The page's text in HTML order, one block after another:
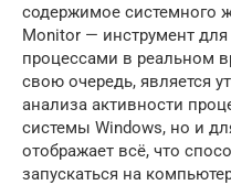
содержимое системного
Monitor — инструмент
процессами в реальном
свою очередь, является
анализа активности
системы Windows, но и
отображает всё, что
запускаться на